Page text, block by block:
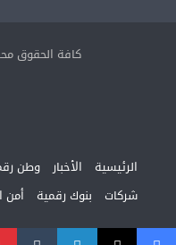
كافة الحقوق محفوظة ©
الرئيسية الأخبار وطن
شركات بنوك رقمية أمن